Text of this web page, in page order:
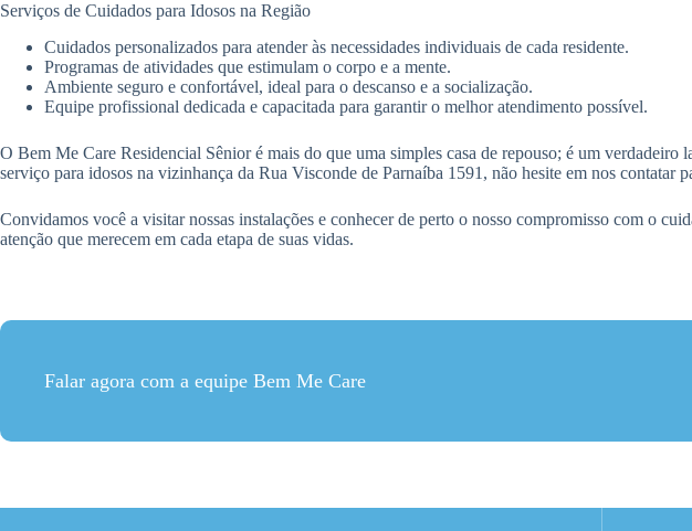
Serviços de Cuidados para Idosos na Região
Cuidados personalizados para atender às necessidades individuais de cada residente.
Programas de atividades que estimulam o corpo e a mente.
Ambiente seguro e confortável, ideal para o descanso e a socialização.
Equipe profissional dedicada e capacitada para garantir o melhor atendimento possível.
O Bem Me Care Residencial Sênior é mais do que uma simples casa de repouso; é um
serviço para idosos na vizinhança da Rua Visconde de Parnaíba 1591, não hesite em nos contatar
Convidamos você a visitar nossas instalações e conhecer de perto o nosso compromisso com o
atenção que merecem em cada etapa de suas vidas.
Falar agora com a equipe Bem Me Care